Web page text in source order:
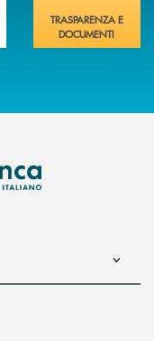
TRASPARENZA E
DOCUMENTI